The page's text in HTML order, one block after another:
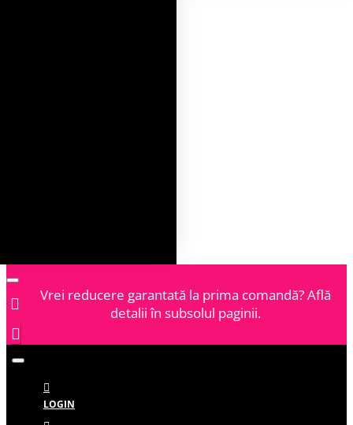
Vrei reducere garantată la prima comandă? Află
detalii în subsolul paginii.
LOGIN